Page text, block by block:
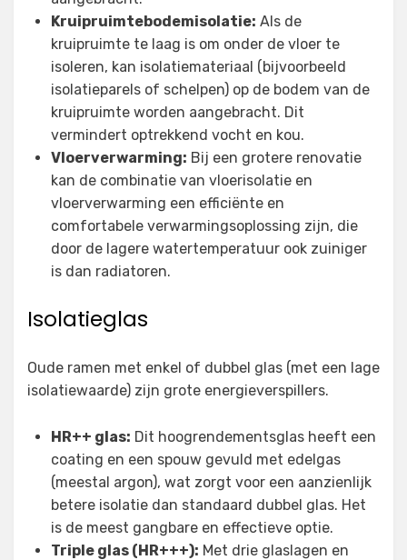
Kruipruimtebodemisolatie: Als de
kruipruimte te laag is om onder de vloer te
isoleren, kan isolatiemateriaal (bijvoorbeeld
isolatieparels of schelpen) op de bodem van de
kruipruimte worden aangebracht. Dit
vermindert optrekkend vocht en kou.
Vloerverwarming: Bij een grotere renovatie
kan de combinatie van vloerisolatie en
vloerverwarming een efficiënte en
comfortabele verwarmingsoplossing zijn, die
door de lagere watertemperatuur ook zuiniger
is dan radiatoren.
Isolatieglas
Oude ramen met enkel of dubbel glas (met een lage
isolatiewaarde) zijn grote energieverspillers.
HR++ glas: Dit hoogrendementsglas heeft een
coating en een spouw gevuld met edelgas
(meestal argon), wat zorgt voor een aanzienlijk
betere isolatie dan standaard dubbel glas. Het
is de meest gangbare en effectieve optie.
Triple glas (HR+++): Met drie glaslagen en